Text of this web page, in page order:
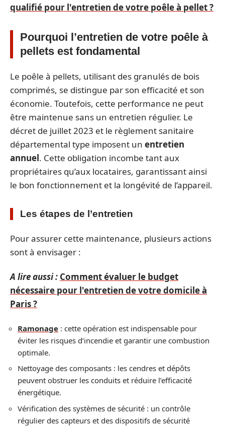
qualifié pour l'entretien de votre poêle à pellet ?
Pourquoi l’entretien de votre poêle à
pellets est fondamental
Le poêle à pellets, utilisant des granulés de bois
comprimés, se distingue par son efficacité et son
économie. Toutefois, cette performance ne peut
être maintenue sans un entretien régulier. Le
décret de juillet 2023 et le règlement sanitaire
départemental type imposent un entretien
annuel. Cette obligation incombe tant aux
propriétaires qu’aux locataires, garantissant ainsi
le bon fonctionnement et la longévité de l’appareil.
Les étapes de l’entretien
Pour assurer cette maintenance, plusieurs actions
sont à envisager :
A lire aussi : Comment évaluer le budget
nécessaire pour l'entretien de votre domicile à
Paris ?
Ramonage : cette opération est indispensable pour
éviter les risques d’incendie et garantir une combustion
optimale.
Nettoyage des composants : les cendres et dépôts
peuvent obstruer les conduits et réduire l’efficacité
énergétique.
Vérification des systèmes de sécurité : un contrôle
régulier des capteurs et des dispositifs de sécurité